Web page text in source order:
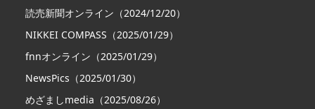
読売新聞オンライン（2024/12/20）
NIKKEI COMPASS（2025/01/29）
fnnオンライン（2025/01/29）
NewsPics（2025/01/30）
めざましmedia（2025/08/26）